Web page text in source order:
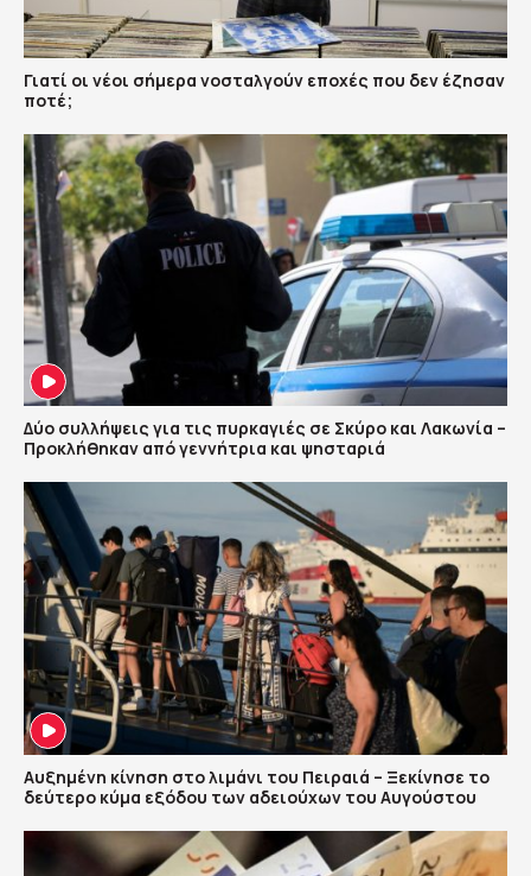
Γιατί οι νέοι σήμερα νοσταλγούν εποχές που δεν έζησαν
ποτέ;
Δύο συλλήψεις για τις πυρκαγιές σε Σκύρο και Λακωνία –
Προκλήθηκαν από γεννήτρια και ψησταριά
Αυξημένη κίνηση στο λιμάνι του Πειραιά – Ξεκίνησε το
δεύτερο κύμα εξόδου των αδειούχων του Αυγούστου